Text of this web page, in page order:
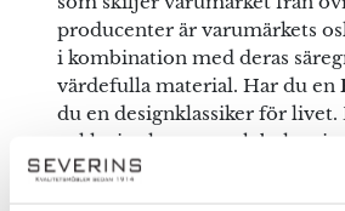
producenter är varumärkets
i kombination med deras
värdefulla material. Har du en
du en designklassiker för
exklusiva lampor och
funktioner med tidlös och